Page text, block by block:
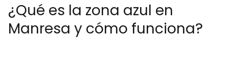
¿Qué es la zona azul en
Manresa y cómo funciona?